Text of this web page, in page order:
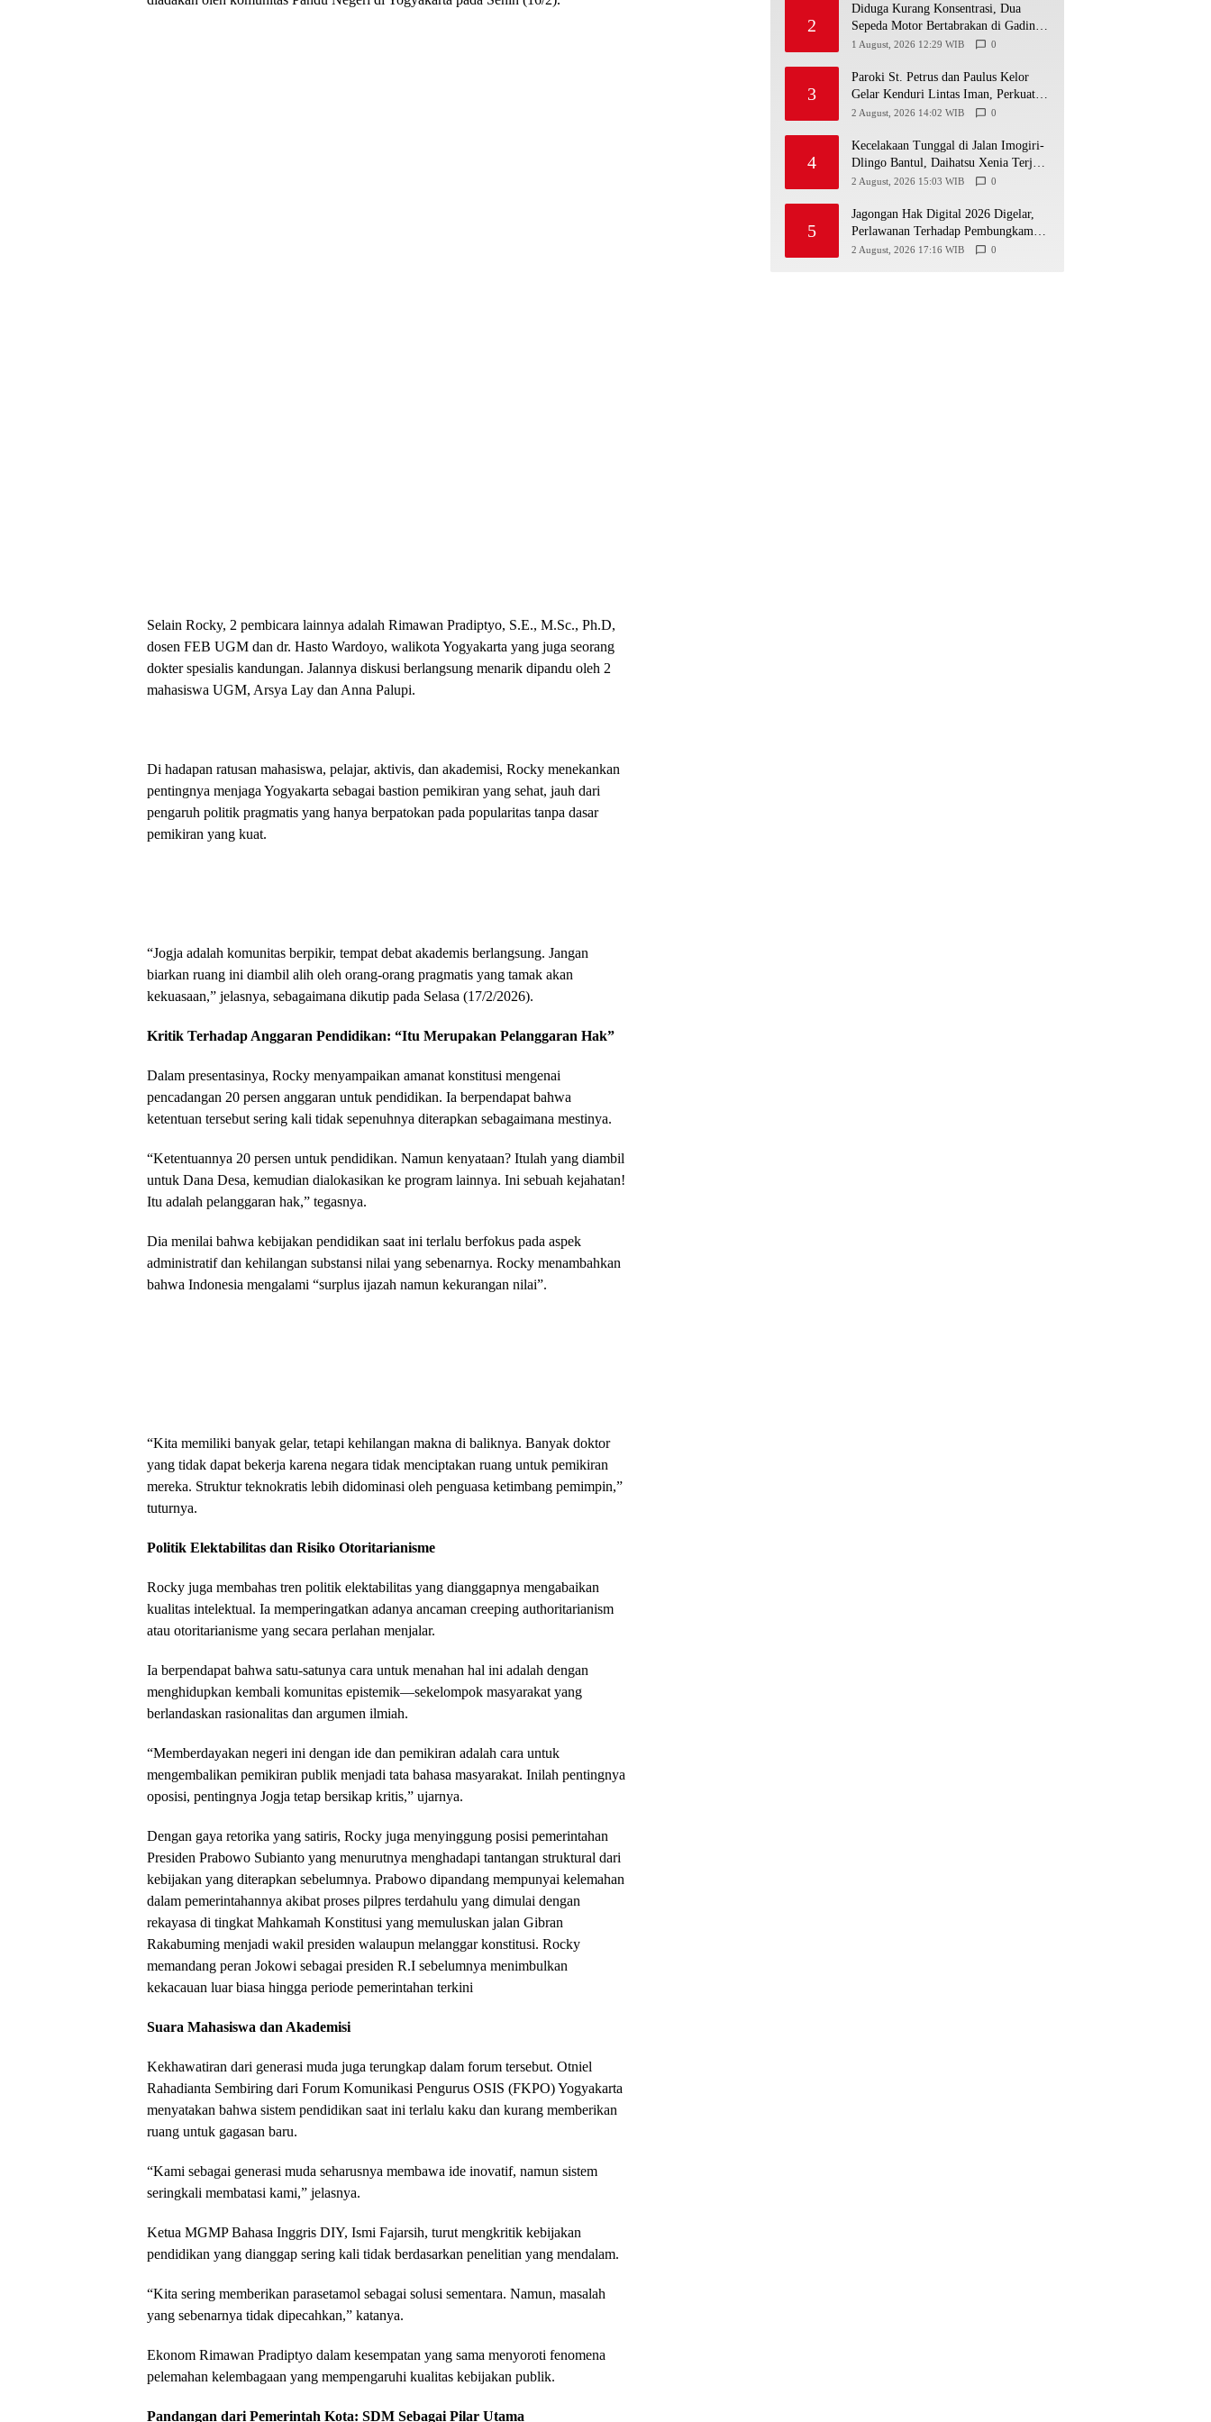
Selain Rocky, 2 pembicara lainnya adalah Rimawan Pradiptyo, S.E., M.Sc., Ph.D,
dosen FEB UGM dan dr. Hasto Wardoyo, walikota Yogyakarta yang juga seorang
dokter spesialis kandungan. Jalannya diskusi berlangsung menarik dipandu oleh 2
mahasiswa UGM, Arsya Lay dan Anna Palupi.
Di hadapan ratusan mahasiswa, pelajar, aktivis, dan akademisi, Rocky menekankan
pentingnya menjaga Yogyakarta sebagai bastion pemikiran yang sehat, jauh dari
pengaruh politik pragmatis yang hanya berpatokan pada popularitas tanpa dasar
pemikiran yang kuat.
“Jogja adalah komunitas berpikir, tempat debat akademis berlangsung. Jangan
biarkan ruang ini diambil alih oleh orang-orang pragmatis yang tamak akan
kekuasaan,” jelasnya, sebagaimana dikutip pada Selasa (17/2/2026).
Kritik Terhadap Anggaran Pendidikan: “Itu Merupakan Pelanggaran Hak”
Dalam presentasinya, Rocky menyampaikan amanat konstitusi mengenai
pencadangan 20 persen anggaran untuk pendidikan. Ia berpendapat bahwa
ketentuan tersebut sering kali tidak sepenuhnya diterapkan sebagaimana mestinya.
“Ketentuannya 20 persen untuk pendidikan. Namun kenyataan? Itulah yang diambil
untuk Dana Desa, kemudian dialokasikan ke program lainnya. Ini sebuah kejahatan!
Itu adalah pelanggaran hak,” tegasnya.
Dia menilai bahwa kebijakan pendidikan saat ini terlalu berfokus pada aspek
administratif dan kehilangan substansi nilai yang sebenarnya. Rocky menambahkan
bahwa Indonesia mengalami “surplus ijazah namun kekurangan nilai”.
“Kita memiliki banyak gelar, tetapi kehilangan makna di baliknya. Banyak doktor
yang tidak dapat bekerja karena negara tidak menciptakan ruang untuk pemikiran
mereka. Struktur teknokratis lebih didominasi oleh penguasa ketimbang pemimpin,”
tuturnya.
Politik Elektabilitas dan Risiko Otoritarianisme
Rocky juga membahas tren politik elektabilitas yang dianggapnya mengabaikan
kualitas intelektual. Ia memperingatkan adanya ancaman creeping authoritarianism
atau otoritarianisme yang secara perlahan menjalar.
Ia berpendapat bahwa satu-satunya cara untuk menahan hal ini adalah dengan
menghidupkan kembali komunitas epistemik—sekelompok masyarakat yang
berlandaskan rasionalitas dan argumen ilmiah.
“Memberdayakan negeri ini dengan ide dan pemikiran adalah cara untuk
mengembalikan pemikiran publik menjadi tata bahasa masyarakat. Inilah pentingnya
oposisi, pentingnya Jogja tetap bersikap kritis,” ujarnya.
Dengan gaya retorika yang satiris, Rocky juga menyinggung posisi pemerintahan
Presiden Prabowo Subianto yang menurutnya menghadapi tantangan struktural dari
kebijakan yang diterapkan sebelumnya. Prabowo dipandang mempunyai kelemahan
dalam pemerintahannya akibat proses pilpres terdahulu yang dimulai dengan
rekayasa di tingkat Mahkamah Konstitusi yang memuluskan jalan Gibran
Rakabuming menjadi wakil presiden walaupun melanggar konstitusi. Rocky
memandang peran Jokowi sebagai presiden R.I sebelumnya menimbulkan
kekacauan luar biasa hingga periode pemerintahan terkini
Suara Mahasiswa dan Akademisi
Kekhawatiran dari generasi muda juga terungkap dalam forum tersebut. Otniel
Rahadianta Sembiring dari Forum Komunikasi Pengurus OSIS (FKPO) Yogyakarta
menyatakan bahwa sistem pendidikan saat ini terlalu kaku dan kurang memberikan
ruang untuk gagasan baru.
“Kami sebagai generasi muda seharusnya membawa ide inovatif, namun sistem
seringkali membatasi kami,” jelasnya.
Ketua MGMP Bahasa Inggris DIY, Ismi Fajarsih, turut mengkritik kebijakan
pendidikan yang dianggap sering kali tidak berdasarkan penelitian yang mendalam.
“Kita sering memberikan parasetamol sebagai solusi sementara. Namun, masalah
yang sebenarnya tidak dipecahkan,” katanya.
Ekonom Rimawan Pradiptyo dalam kesempatan yang sama menyoroti fenomena
pelemahan kelembagaan yang mempengaruhi kualitas kebijakan publik.
Pandangan dari Pemerintah Kota: SDM Sebagai Pilar Utama
2
Diduga Kurang Konsentrasi, Dua
Sepeda Motor Bertabrakan di Gading
Playen, Mahasiswi Meninggal
1 August, 2026 12:29 WIB 0
3
Paroki St. Petrus dan Paulus Kelor
Gelar Kenduri Lintas Iman, Perkuat
Kerukunan di Gunungkidul
2 August, 2026 14:02 WIB 0
4
Kecelakaan Tunggal di Jalan Imogiri-
Dlingo Bantul, Daihatsu Xenia Terjun
ke Jurang
2 August, 2026 15:03 WIB 0
5
Jagongan Hak Digital 2026 Digelar,
Perlawanan Terhadap Pembungkaman
Media Digital
2 August, 2026 17:16 WIB 0